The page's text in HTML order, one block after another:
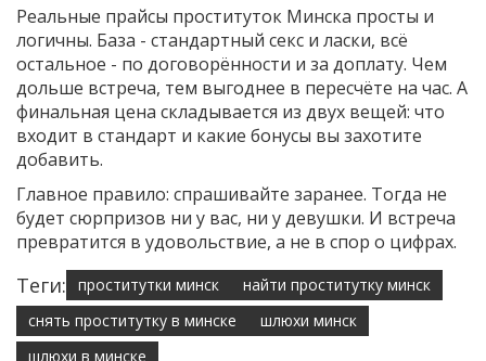
Реальные прайсы проституток Минска просты и
логичны. База - стандартный секс и ласки, всё
остальное - по договорённости и за доплату. Чем
дольше встреча, тем выгоднее в пересчёте на час. А
финальная цена складывается из двух вещей: что
входит в стандарт и какие бонусы вы захотите
добавить.
Главное правило: спрашивайте заранее. Тогда не
будет сюрпризов ни у вас, ни у девушки. И встреча
превратится в удовольствие, а не в спор о цифрах.
Теги: проститутки минск
найти проститутку минск
снять проститутку в минске
шлюхи минск
шлюхи в минске